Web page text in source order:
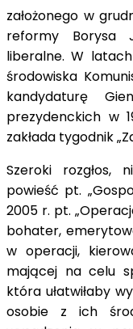
założonego w
reformy Borysa
liberalne. W
środowiska
kandydaturę
prezydenckich w
zakłada tygodnik
Szeroki rozgłos,
powieść pt.
2005 r. pt.
bohater,
w operacji,
mającej na celu
która ułatwiłaby
osobie z ich